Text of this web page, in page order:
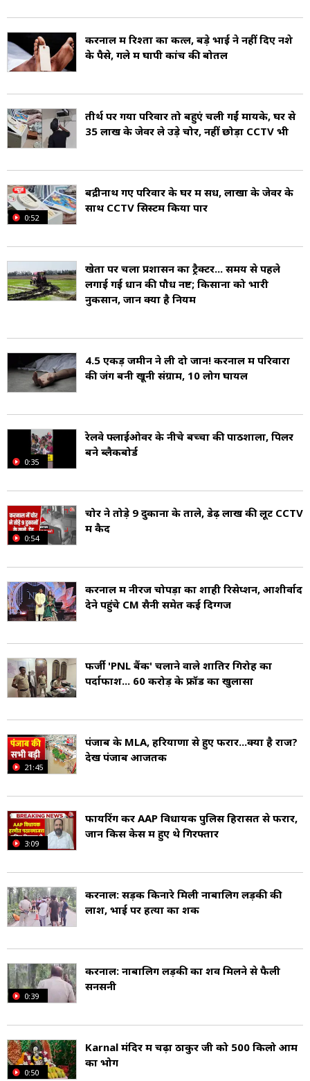
बोलती थी (Karnal Languages).
करनाल जिला 5 विधानसभा क्षेत्रों में विभाजित है और
हिस्सा है (Karnal Constituencies).
करनाल जिले से कुछ मशहूर हस्तियों में कल्पना चावला
(Kalpana Chawla) शीर्ष पर हैं. वह पहली भारतीय-
अमेरिकी महिला अंतरिक्ष यात्री थीं. साथ ही, पाकिस्तान के
पहले प्रधानमंत्री लियाकत अली खान, अभिनेता
विक्रमजीत विर्क, क्रिकेटर नवदीप सैनी (Navdeep
Saini), हरियाणा के मुख्यमंत्री मनोहर लाल खट्टर
(Manohar Lal Khattar, CM) भी इस जिले से आते
करनाल में रिश्तों का कत्ल, बड़े भाई ने नहीं दिए नशे
के पैसे, गले में घोंपी कांच की बोतल
तीर्थ पर गया परिवार तो बहुएं चली गईं मायके, घर से
35 लाख के जेवर ले उड़े चोर, नहीं छोड़ा CCTV भी
0:52
बद्रीनाथ गए परिवार के घर में सेंध, लाखों के जेवर के
साथ CCTV सिस्टम किया पार
खेतों पर चला प्रशासन का ट्रैक्टर... समय से पहले
लगाई गई धान की पौध नष्ट; किसानों को भारी
नुकसान, जानें क्या है नियम
4.5 एकड़ जमीन ने ली दो जान! करनाल में परिवारों
की जंग बनी खूनी संग्राम, 10 लोग घायल
0:35
रेलवे फ्लाईओवर के नीचे बच्चों की पाठशाला, प‍िलर
बने ब्लैकबोर्ड
0:54
चोर ने तोड़े 9 दुकानों के ताले, डेढ़ लाख की लूट CCTV
में कैद
करनाल में नीरज चोपड़ा का शाही रिसेप्शन, आशीर्वाद
देने पहुंचे CM सैनी समेत कई दिग्गज
फर्जी 'PNL बैंक' चलाने वाले शातिर गिरोह का
पर्दाफाश... 60 करोड़ के फ्रॉड का खुलासा
21:45
पंजाब के MLA, हरियाणा से हुए फरार...क्या है राज?
देखें पंजाब आजतक
3:09
फायरिंग कर AAP विधायक पुलिस हिरासत से फरार,
जानें किस केस में हुए थे गिरफ्तार
करनाल: सड़क किनारे मिली नाबालिग लड़की की
लाश, भाई पर हत्या का शक
0:39
करनाल: नाबालिग लड़की का शव मिलने से फैली
सनसनी
0:50
Karnal मंदिर में चढ़ा ठाकुर जी को 500 किलो आम
का भोग